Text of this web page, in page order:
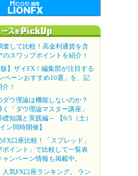
査して比較！高金利通貨を含
のスワップポイントを紹介！
版】ザイFX！編集部が注目する
ペーンおすすめ10選」を、記
！
ダウ理論は機能しないのか？
「ダウ理論マスター講座」
礎知識と実践編～ 【9/5（土）
ン同時開催】
口座比較！「スプレッド」
ポイント」で比較して一覧表
ンペーン情報も掲載中。
人気FX口座ランキング。 ラン